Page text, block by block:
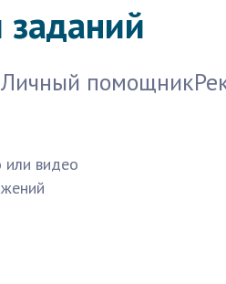
заданий
Личный помощник
или видео